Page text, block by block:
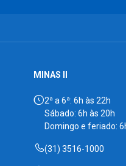
MINAS II
2ª a 6ª: 6h às 22h
Sábado: 6h às 20h
Domingo e feriado:
(31) 3516-1000